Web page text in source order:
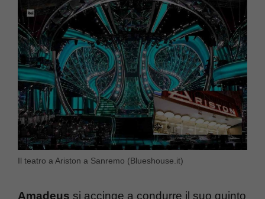
Il teatro a Ariston a Sanremo (Blueshouse.it)
Amadeus si accinge a condurre il suo quinto